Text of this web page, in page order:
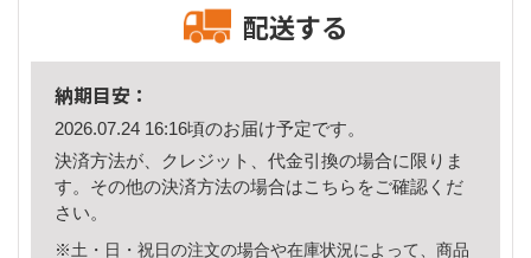
配送する
納期目安：
2026.07.24 16:16頃のお届け予定です。
決済方法が、クレジット、代金引換の場合に限りま
す。その他の決済方法の場合はこちら をご確認くだ
さい。
※土・日・祝日の注文の場合や在庫状況によって、商品